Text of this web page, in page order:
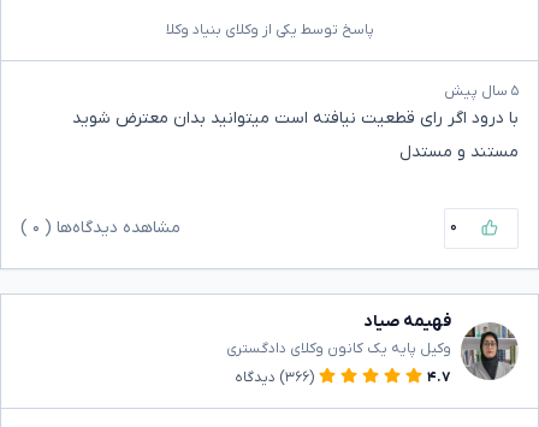
پاسخ توسط یکی از وکلای بنیاد وکلا
۵ سال پیش
با درود اگر رای قطعیت نیافته است میتوانید بدان معترض شوید
مستند و مستدل
۰ مشاهده دیدگاه‌ها ( ۰
فهیمه صیاد
وکیل پایه یک کانون وکلای دادگستری
۴.۷
(۳۶۶) دیدگاه